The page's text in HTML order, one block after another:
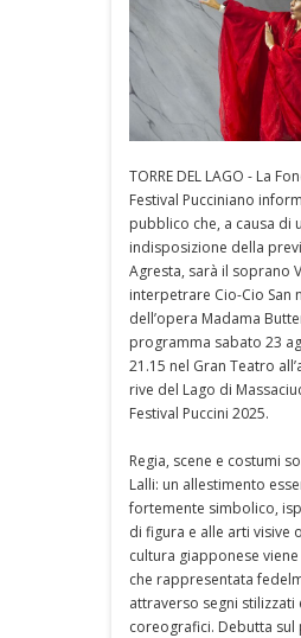
TORRE DEL LAGO - La
Festival Pucciniano
pubblico che, a causa di
indisposizione della
Agresta, sarà il soprano
interpetrare Cio-Cio San
dell’opera Madama
programma sabato 23
21.15 nel Gran Teatro
rive del Lago di
Festival Puccini 2025.
Regia, scene e costumi
Lalli: un allestimento
fortemente simbolico,
di figura e alle arti visive
cultura giapponese
che rappresentata
attraverso segni stilizzati
coreografici. Debutta